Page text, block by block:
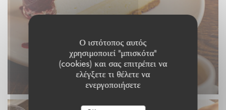
Ο ιστότοπος αυτός
χρησιμοποιεί "μπισκότα"
(cookies) και σας επιτρέπει να
ελέγξετε τι θέλετε να
ενεργοποιήσετε